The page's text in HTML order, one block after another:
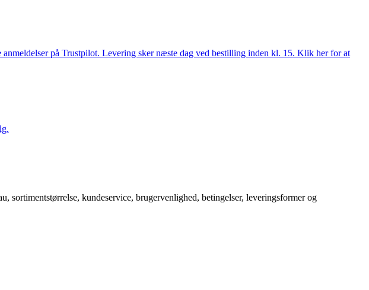
på Trustpilot. Levering sker næste dag ved bestilling inden kl. 15. Klik her for at
sortimentstørrelse, kundeservice, brugervenlighed, betingelser, leveringsformer og